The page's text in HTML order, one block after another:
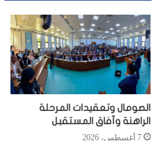
الصومال وتعقيدات المرحلة
الراهنة وآفاق المستقبل
7 أغسطس، 2026